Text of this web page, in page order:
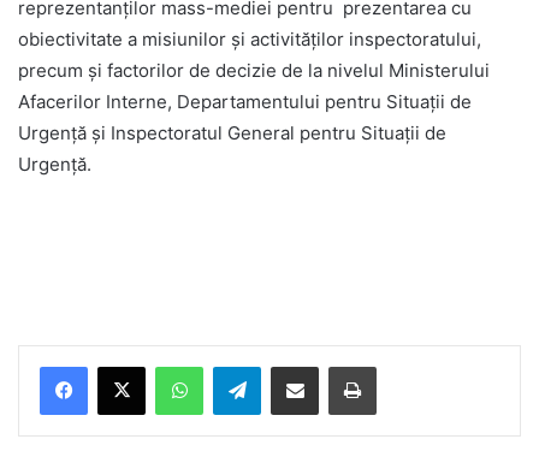
reprezentanţilor mass-mediei pentru prezentarea cu
obiectivitate a misiunilor şi activităţilor inspectoratului,
precum şi factorilor de decizie de la nivelul Ministerului
Afacerilor Interne, Departamentului pentru Situaţii de
Urgenţă şi Inspectoratul General pentru Situaţii de
Urgenţă.
Telegram